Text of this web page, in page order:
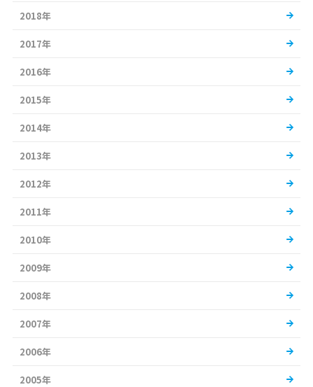
2018年
2017年
2016年
2015年
2014年
2013年
2012年
2011年
2010年
2009年
2008年
2007年
2006年
2005年